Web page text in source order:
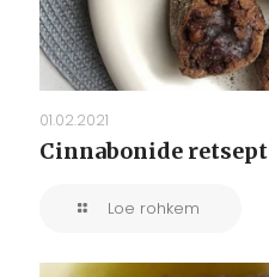
01.02.2021
Cinnabonide retsept
Loe rohkem